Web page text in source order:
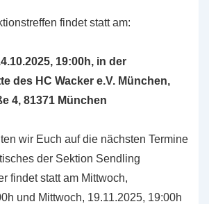
findet statt am:
19:00h, in der
des HC Wacker e.V. München,
4, 81371 München
wir Euch auf die nächsten Termine
der Sektion Sendling
findet statt am Mittwoch,
und Mittwoch, 19.11.2025, 19:00h